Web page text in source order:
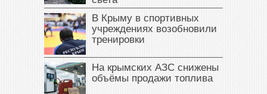
В Крыму в спортивных
учреждениях возобновили
тренировки
На крымских АЗС снижены
объёмы продажи топлива